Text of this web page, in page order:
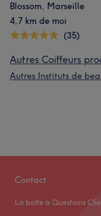
Blossom, Marseille
4,7 km de moi
(35)
Autres Coiffeurs
Autres Instituts de
Contact
La boîte à Questions